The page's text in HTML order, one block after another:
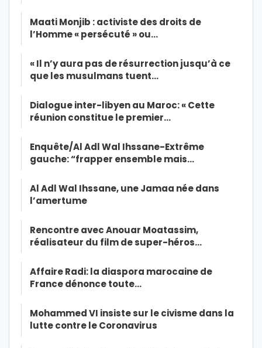
Maati Monjib : activiste des droits de
l’Homme « persécuté » ou…
« Il n’y aura pas de résurrection jusqu’à ce
que les musulmans tuent…
Dialogue inter-libyen au Maroc: « Cette
réunion constitue le premier…
Enquête/Al Adl Wal Ihssane-Extrême
gauche: “frapper ensemble mais…
Al Adl Wal Ihssane, une Jamaa née dans
l’amertume
Rencontre avec Anouar Moatassim,
réalisateur du film de super-héros…
Affaire Radi: la diaspora marocaine de
France dénonce toute…
Mohammed VI insiste sur le civisme dans la
lutte contre le Coronavirus